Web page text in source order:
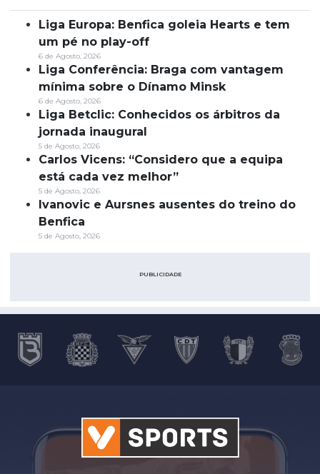
Liga Europa: Benfica goleia Hearts e tem
um pé no play-off
6 de Agosto, 2026
Liga Conferência: Braga com vantagem
mínima sobre o Dínamo Minsk
6 de Agosto, 2026
Liga Betclic: Conhecidos os árbitros da
jornada inaugural
5 de Agosto, 2026
Carlos Vicens: “Considero que a equipa
está cada vez melhor”
5 de Agosto, 2026
Ivanovic e Aursnes ausentes do treino do
Benfica
5 de Agosto, 2026
PUBLICIDADE